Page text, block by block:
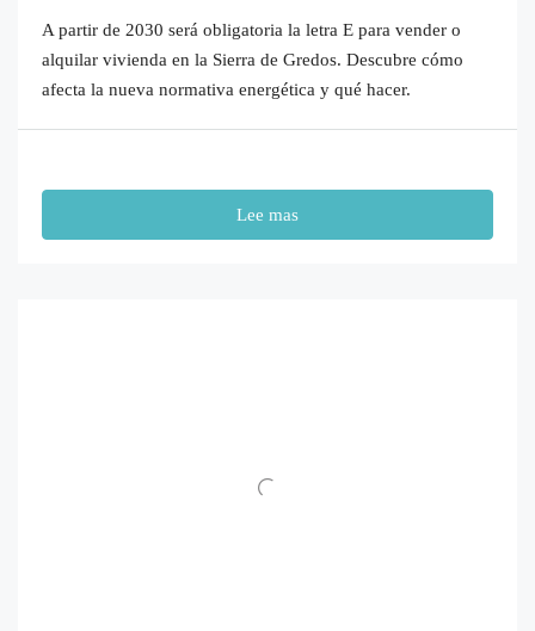
A partir de 2030 será obligatoria la letra E para vender o
alquilar vivienda en la Sierra de Gredos. Descubre cómo
afecta la nueva normativa energética y qué hacer.
Lee mas